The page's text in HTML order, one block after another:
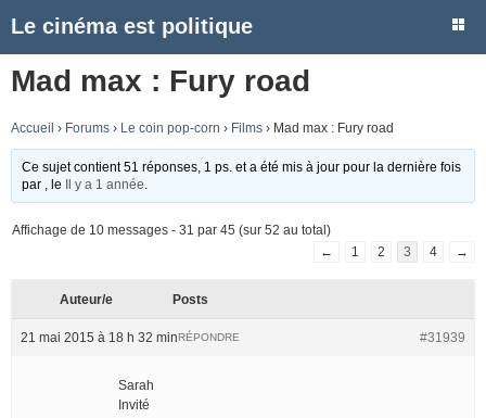
Le cinéma est politique
Mad max : Fury road
Accueil › Forums › Le coin pop-corn › Films › Mad max : Fury road
Ce sujet contient 51 réponses, 1 ps. et a été mis à jour pour la dernière fois
par
, le Il y a 1 année
Affichage de 10 messages - 31 par 45 (sur 52 au total)
←
1 2 3 4 →
Auteur/e Posts
21 mai 2015 à 18 h 32 min #31939
RÉPONDRE
Sarah
Invité